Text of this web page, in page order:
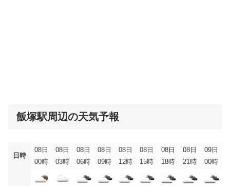
飯塚駅周辺の天気予報
日時
08日
00時
08日
03時
08日
06時
08日
09時
08日
12時
08日
15時
08日
18時
08日
21時
09日
00時